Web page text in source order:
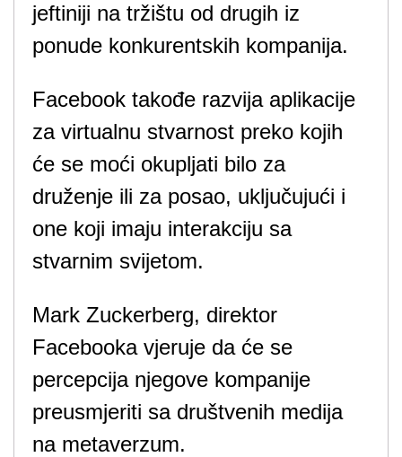
jeftiniji na tržištu od drugih iz
ponude konkurentskih kompanija.
Facebook takođe razvija aplikacije
za virtualnu stvarnost preko kojih
će se moći okupljati bilo za
druženje ili za posao, uključujući i
one koji imaju interakciju sa
stvarnim svijetom.
Mark Zuckerberg, direktor
Facebooka vjeruje da će se
percepcija njegove kompanije
preusmjeriti sa društvenih medija
na metaverzum.